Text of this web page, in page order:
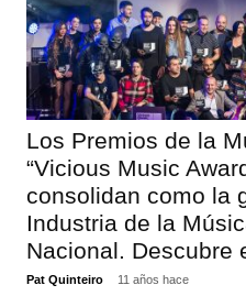
Los Premios de la
“Vicious Music
consolidan como la
Industria de la
Nacional. Descubre
Pat Quinteiro 11 años hace